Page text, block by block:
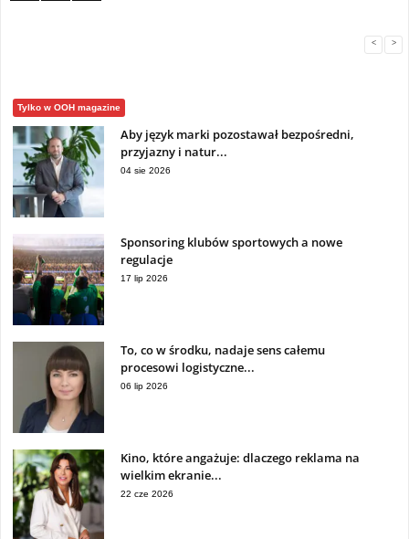
< >
Tylko w OOH magazine
Aby język marki pozostawał bezpośredni,
przyjazny i natur...
04 sie 2026
Sponsoring klubów sportowych a nowe
regulacje
17 lip 2026
To, co w środku, nadaje sens całemu
procesowi logistyczne...
06 lip 2026
Kino, które angażuje: dlaczego reklama na
wielkim ekranie...
22 cze 2026